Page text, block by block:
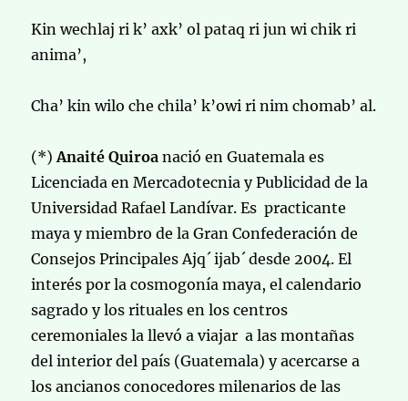
Kin wechlaj ri k’ axk’ ol pataq ri jun wi chik ri
anima’,
Cha’ kin wilo che chila’ k’owi ri nim chomab’ al.
(*)Anaité Quiroa nació en Guatemala es
Licenciada en Mercadotecnia y Publicidad de la
Universidad Rafael Landívar. Es practicante
maya y miembro de la Gran Confederación de
Consejos Principales Ajq´ ijab´ desde 2004. El
interés por la cosmogonía maya, el calendario
sagrado y los rituales en los centros
ceremoniales la llevó a viajar a las montañas
del interior del país (Guatemala) y acercarse a
los ancianos conocedores milenarios de las